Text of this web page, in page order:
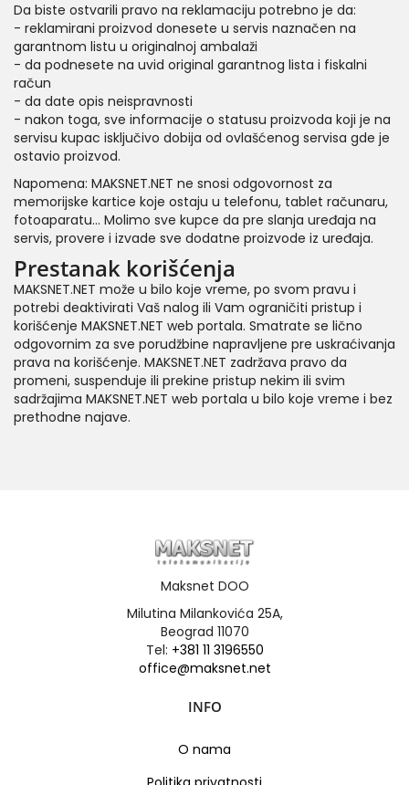
Da biste ostvarili pravo na reklamaciju potrebno je da:
- reklamirani proizvod donesete u servis naznačen na
garantnom listu u originalnoj ambalaži
- da podnesete na uvid original garantnog lista i fiskalni
račun
- da date opis neispravnosti
- nakon toga, sve informacije o statusu proizvoda koji je na
servisu kupac isključivo dobija od ovlašćenog servisa gde je
ostavio proizvod.
Napomena: MAKSNET.NET ne snosi odgovornost za
memorijske kartice koje ostaju u telefonu, tablet računaru,
fotoaparatu... Molimo sve kupce da pre slanja uređaja na
servis, provere i izvade sve dodatne proizvode iz uređaja.
Prestanak korišćenja
MAKSNET.NET može u bilo koje vreme, po svom pravu i
potrebi deaktivirati Vaš nalog ili Vam ograničiti pristup i
korišćenje MAKSNET.NET web portala. Smatrate se lično
odgovornim za sve porudžbine napravljene pre uskraćivanja
prava na korišćenje. MAKSNET.NET zadržava pravo da
promeni, suspenduje ili prekine pristup nekim ili svim
sadržajima MAKSNET.NET web portala u bilo koje vreme i bez
prethodne najave.
Maksnet DOO
Milutina Milankovića 25A,
Beograd 11070
Tel: +381 11 3196550
office@maksnet.net
INFO
O nama